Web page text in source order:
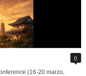
0
(16-20 marzo,